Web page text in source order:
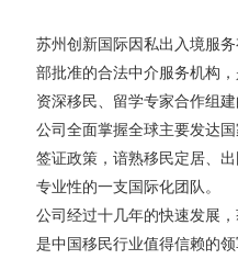
苏州创新国际因私出入境服
部批准的合法中介服务机构
资深移民、留学专家合作组
公司全面掌握全球主要发达
签证政策，谙熟移民定居、
专业性的一支国际化团队。
公司经过十几年的快速发展
是中国移民行业值得信赖的领